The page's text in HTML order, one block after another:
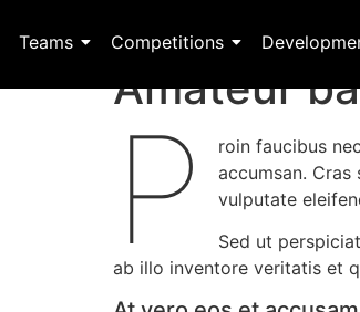
Teams Competitions
Amateur
P
roin faucibus
accumsan.
vulputate
Sed ut
ab illo inventore veritatis et